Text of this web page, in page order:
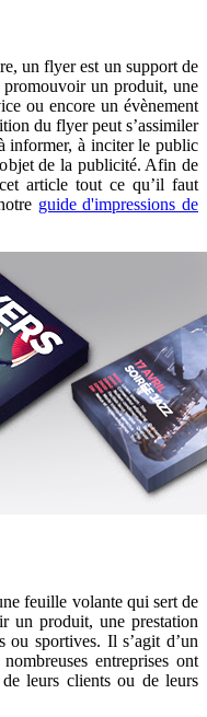
un flyer est un support de
promouvoir un produit, une
ou encore un évènement
du flyer peut s’assimiler
informer, à inciter le public
de la publicité. Afin de
article tout ce qu’il faut
guide d'impressions de
feuille volante qui sert de
un produit, une prestation
ou sportives. Il s’agit d’un
entreprises ont
leurs clients ou de leurs